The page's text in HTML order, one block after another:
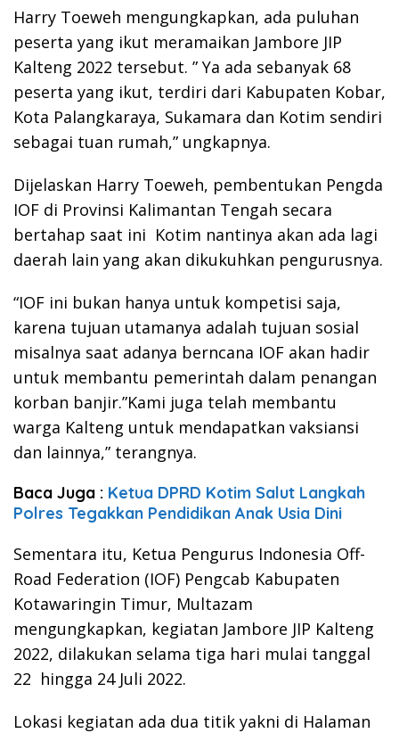
Harry Toeweh mengungkapkan, ada puluhan
peserta yang ikut meramaikan Jambore JIP
Kalteng 2022 tersebut. ” Ya ada sebanyak 68
peserta yang ikut, terdiri dari Kabupaten Kobar,
Kota Palangkaraya, Sukamara dan Kotim sendiri
sebagai tuan rumah,” ungkapnya.
Dijelaskan Harry Toeweh, pembentukan Pengda
IOF di Provinsi Kalimantan Tengah secara
bertahap saat ini Kotim nantinya akan ada lagi
daerah lain yang akan dikukuhkan pengurusnya.
“IOF ini bukan hanya untuk kompetisi saja,
karena tujuan utamanya adalah tujuan sosial
misalnya saat adanya berncana IOF akan hadir
untuk membantu pemerintah dalam penangan
korban banjir.”Kami juga telah membantu
warga Kalteng untuk mendapatkan vaksiansi
dan lainnya,” terangnya.
Baca Juga : Ketua DPRD Kotim Salut Langkah
Polres Tegakkan Pendidikan Anak Usia Dini
Sementara itu, Ketua Pengurus Indonesia Off-
Road Federation (IOF) Pengcab Kabupaten
Kotawaringin Timur, Multazam
mengungkapkan, kegiatan Jambore JIP Kalteng
2022, dilakukan selama tiga hari mulai tanggal
22 hingga 24 Juli 2022.
Lokasi kegiatan ada dua titik yakni di Halaman